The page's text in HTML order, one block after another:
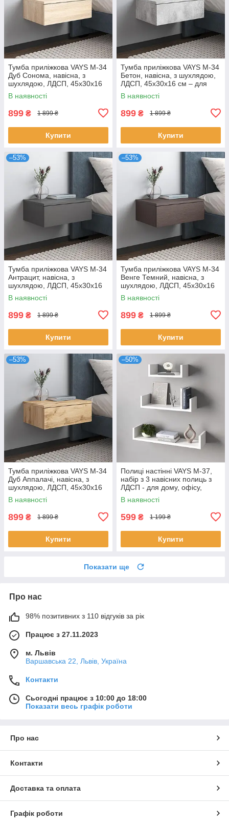
Тумба приліжкова VAYS M-34
Дуб Сонома, навісна, з
шухлядою, ЛДСП, 45х30х16
см – для спальні
В наявності
899 ₴ 1 899 ₴
Купити
Тумба приліжкова VAYS M-34
Бетон, навісна, з шухлядою,
ЛДСП, 45х30х16 см – для
спальні
В наявності
899 ₴ 1 899 ₴
Купити
–53%
Тумба приліжкова VAYS M-34
Антрацит, навісна, з
шухлядою, ЛДСП, 45х30х16
см – для спальні
В наявності
899 ₴ 1 899 ₴
Купити
–53%
Тумба приліжкова VAYS M-34
Венге Темний, навісна, з
шухлядою, ЛДСП, 45х30х16
см – для спальні
В наявності
899 ₴ 1 899 ₴
Купити
–53%
Тумба приліжкова VAYS M-34
Дуб Аппалачі, навісна, з
шухлядою, ЛДСП, 45х30х16
см – для спальні
В наявності
899 ₴ 1 899 ₴
Купити
–50%
Полиці настінні VAYS M-37,
набір з 3 навісних полиць з
ЛДСП - для дому, офісу,
вітальні
В наявності
599 ₴ 1 199 ₴
Купити
Показати ще
Про нас
98% позитивних з 110 відгуків за рік
Працює з 27.11.2023
м. Львів
Варшавська 22, Львів, Україна
Контакти
Сьогодні працює з 10:00 до 18:00
Показати весь графік роботи
Про нас
Контакти
Доставка та оплата
Графік роботи